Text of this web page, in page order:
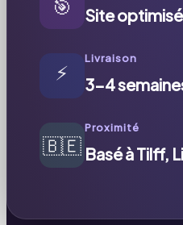
🎯 Site
⚡
Livraison
3-4
🇧🇪
Proximité
Basé à Tilff,